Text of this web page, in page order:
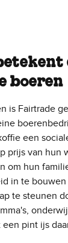
boeren
is Fairtrade
een
prijs van hun
om hun
in te
te steunen
pint ijs